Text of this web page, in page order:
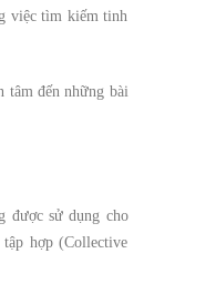
việc tìm kiếm tinh
tâm đến những bài
được sử dụng cho
hợp (Collective